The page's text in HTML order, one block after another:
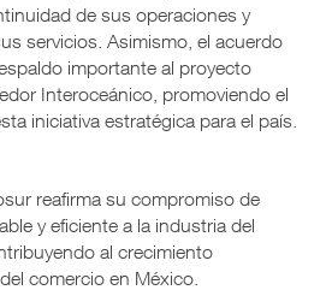
de sus operaciones y
servicios. Asimismo, el acuerdo
importante al proyecto
Interoceánico, promoviendo el
iniciativa estratégica para el país.
reafirma su compromiso de
y eficiente a la industria del
al crecimiento
comercio en México.